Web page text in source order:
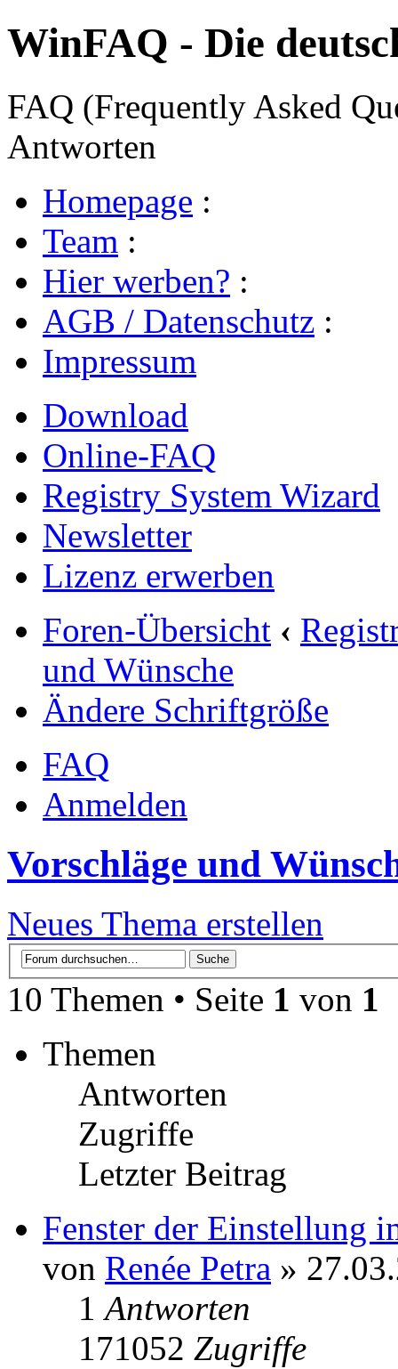
WinFAQ - Die
FAQ (Frequently Asked
Antworten
Homepage :
Team :
Hier werben? :
AGB / Datenschutz :
Impressum
Download
Online-FAQ
Registry System Wizard
Newsletter
Lizenz erwerben
Foren-Übersicht ‹
und Wünsche
Ändere Schriftgröße
FAQ
Anmelden
Vorschläge und
Neues Thema erstellen
10 Themen • Seite 1 von 1
Themen
Antworten
Zugriffe
Letzter Beitrag
Fenster der Einstellung
von Renée Petra »
1Antworten
171052 Zugriffe